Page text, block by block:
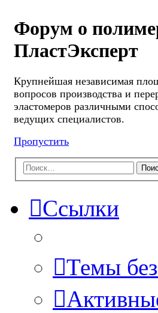
Форум о
ПластЭксперт
Крупнейшая независимая
вопросов производства и
эластомеров различными
ведущих специалистов.
Пропустить
Ссылки
Темы